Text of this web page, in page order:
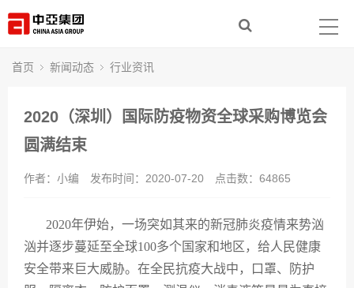
社会责任
人力资源
联系我们
首页 新闻动态 行业资讯
2020（深圳）国际防疫物资全球采购博览会
圆满结束
作者：小编 发布时间：2020-07-20 点击数： 64865
2020年伊始，一场突如其来的新冠肺炎疫情来势汹
汹并逐步蔓延至全球100多个国家和地区，给人民健康
安全带来巨大威胁。在全民抗疫大战中，口罩、防护